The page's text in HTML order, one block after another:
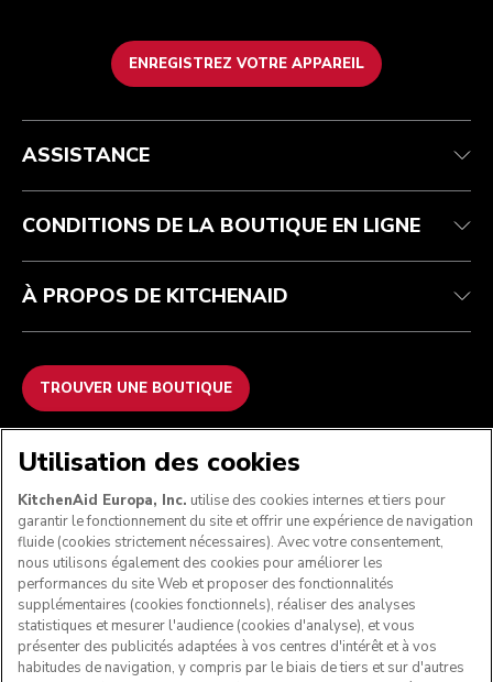
ENREGISTREZ VOTRE APPAREIL
Health Check
Suivez votre commande
Garantie et documents
FAQ
Conditions générales de vente
Retours et remboursements
Imprint
ODR
La marque
Trouver une boutique
ASSISTANCE
CONDITIONS DE LA BOUTIQUE EN LIGNE
À PROPOS DE KITCHENAID
TROUVER UNE BOUTIQUE
NOUS ACCEPTONS
SUIVEZ-NOUS
Utilisation des cookies
KitchenAid Europa, Inc. utilise des cookies internes et tiers pour
garantir le fonctionnement du site et offrir une expérience de navigation
fluide (cookies strictement nécessaires). Avec votre consentement,
nous utilisons également des cookies pour améliorer les
performances du site Web et proposer des fonctionnalités
supplémentaires (cookies fonctionnels), réaliser des analyses
statistiques et mesurer l'audience (cookies d'analyse), et vous
présenter des publicités adaptées à vos centres d'intérêt et à vos
habitudes de navigation, y compris par le biais de tiers et sur d'autres